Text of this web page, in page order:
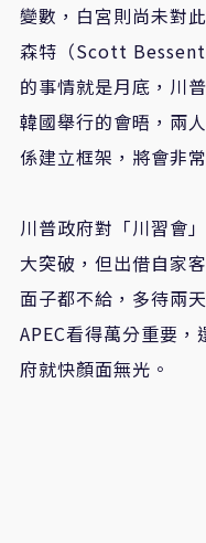
變數，白宮則尚未對
森特（Scott Bessent
的事情就是月底，川
韓國舉行的會晤，兩
係建立框架，將會非常
川普政府對「川習會
大突破，但出借自家
面子都不給，多待兩
APEC看得萬分重要
府就快顏面無光。